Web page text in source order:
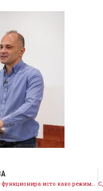
Филипче: ВМРО-ДПМНЕ функционира исто како режимот на Груевски – наместо помош за граѓаните, врши притисок и замолчување